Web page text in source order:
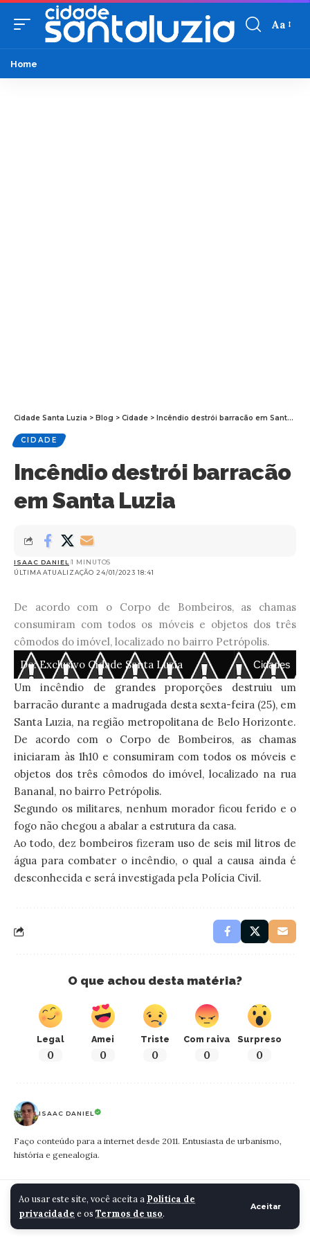
Ao usar este site, você aceita a Política de
privacidade e os Termos de uso.
Aceitar
Aa
Home
Cidade Santa Luzia > Blog > Cidade > Incêndio destrói barracão em Santa Luzia
CIDADE
Incêndio destrói barracão
em Santa Luzia
ÚLTIMA ATUALIZAÇÃO 24/01/2023 18:41
ISAAC DANIEL 1 MINUTOS
De acordo com o Corpo de Bombeiros, as chamas
consumiram com todos os móveis e objetos dos três
cômodos do imóvel, localizado no bairro Petrópolis.
De:Exclusivo Cidade Santa Luzia Cidades
Um incêndio de grandes proporções destruiu um
barracão durante a madrugada desta sexta-feira (25), em
Santa Luzia, na região metropolitana de Belo Horizonte.
De acordo com o Corpo de Bombeiros, as chamas
iniciaram às 1h10 e consumiram com todos os móveis e
objetos dos três cômodos do imóvel, localizado na rua
Bananal, no bairro Petrópolis.
Segundo os militares, nenhum morador ficou ferido e o
fogo não chegou a abalar a estrutura da casa.
Ao todo, dez bombeiros fizeram uso de seis mil litros de
água para combater o incêndio, o qual a causa ainda é
desconhecida e será investigada pela Polícia Civil.
O que achou desta matéria?
Legal
0
Amei
0
Triste
0
Com raiva
0
Surpreso
0
ISAAC DANIEL
Faço conteúdo para a internet desde 2011. Entusiasta de urbanismo,
história e genealogia.
Cidade Santa Luzia >Blog> Cidade>Descaso ameaça construções coloniais de Santa Luzia
CIDADE